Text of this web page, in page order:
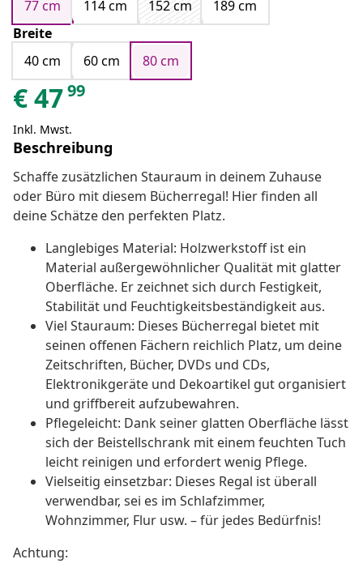
77 cm
114 cm 152 cm
189 cm
Breite
40 cm
60 cm 80 cm
€4799
Inkl. Mwst.
Beschreibung
Schaffe zusätzlichen Stauraum in deinem Zuhause
oder Büro mit diesem Bücherregal! Hier finden all
deine Schätze den perfekten Platz.
Langlebiges Material: Holzwerkstoff ist ein
Material außergewöhnlicher Qualität mit glatter
Oberfläche. Er zeichnet sich durch Festigkeit,
Stabilität und Feuchtigkeitsbeständigkeit aus.
Viel Stauraum: Dieses Bücherregal bietet mit
seinen offenen Fächern reichlich Platz, um deine
Zeitschriften, Bücher, DVDs und CDs,
Elektronikgeräte und Dekoartikel gut organisiert
und griffbereit aufzubewahren.
Pflegeleicht: Dank seiner glatten Oberfläche lässt
sich der Beistellschrank mit einem feuchten Tuch
leicht reinigen und erfordert wenig Pflege.
Vielseitig einsetzbar: Dieses Regal ist überall
verwendbar, sei es im Schlafzimmer,
Wohnzimmer, Flur usw. – für jedes Bedürfnis!
Achtung: